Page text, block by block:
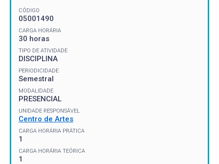
CÓDIGO
05001490
CARGA HORÁRIA
30 horas
TIPO DE ATIVIDADE
DISCIPLINA
PERIODICIDADE
Semestral
MODALIDADE
PRESENCIAL
UNIDADE RESPONSÁVEL
Centro de Artes
CARGA HORÁRIA PRÁTICA
1
CARGA HORÁRIA TEÓRICA
1